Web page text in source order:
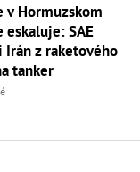
v Hormuzskom
SAE
z raketového
tanker